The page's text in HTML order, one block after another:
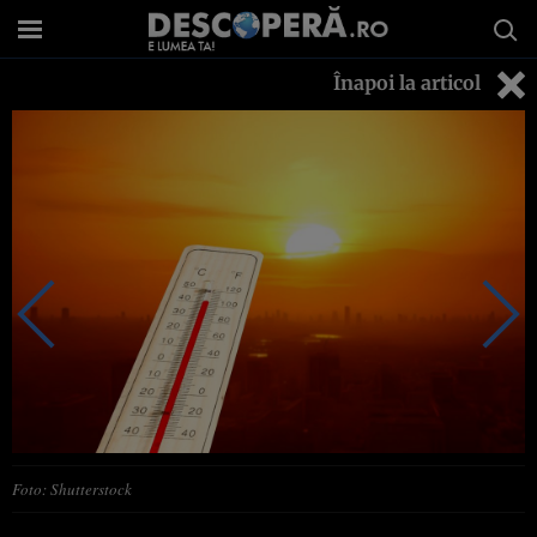
Înapoi la articol
Foto: Shutterstock